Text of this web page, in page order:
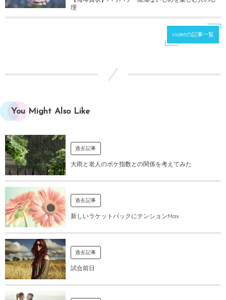
理
violetの記事一覧
You Might Also Like
過去記事
大雨と老人のボケ指数との関係を考えてみた
過去記事
新しいラケットバックにテンションMax
過去記事
試合前日